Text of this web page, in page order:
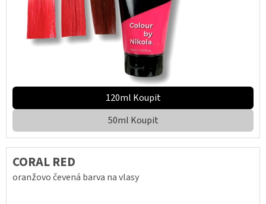
120ml Koupit
50ml Koupit
CORAL RED
oranžovo čevená barva na vlasy